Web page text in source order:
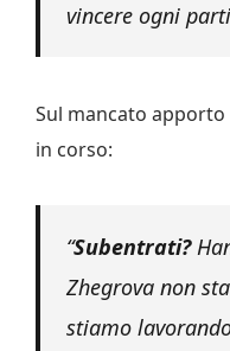
vincere ogni
Sul mancato
in corso:
“Subentrati?
Zhegrova non
stiamo